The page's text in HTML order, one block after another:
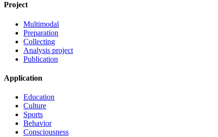
Project
Multimodal
Preparation
Collecting
Analysis project
Publication
Application
Education
Culture
Sports
Behavior
Consciousness